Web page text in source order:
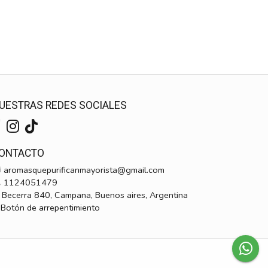
REDES SOCIALES
aromasquepurificanmayorista@gmail.com
1124051479
Becerra 840, Campana, Buenos aires, Argentina
Botón de arrepentimiento